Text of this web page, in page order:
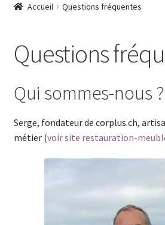
Produits Sanctband
F.A.Q.
Accueil Questions fréquentes
Questions
Qui sommes-nous ?
Serge, fondateur de corplus.ch,
métier (voir site restauration-